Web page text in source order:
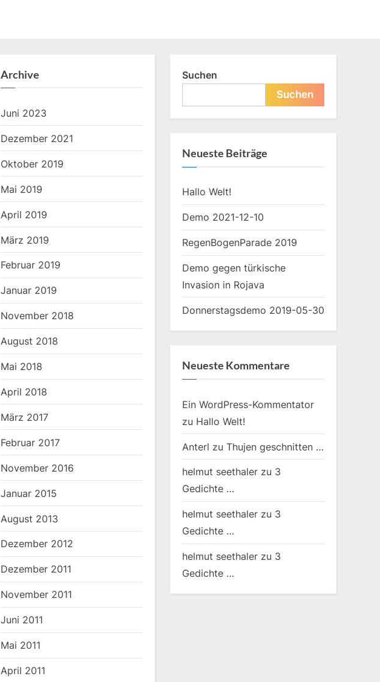
Archive
Juni 2023
Dezember 2021
Oktober 2019
Mai 2019
April 2019
März 2019
Februar 2019
Januar 2019
November 2018
August 2018
Mai 2018
April 2018
März 2017
Februar 2017
November 2016
Januar 2015
August 2013
Dezember 2012
Dezember 2011
November 2011
Juni 2011
Mai 2011
April 2011
Suchen
Suchen
Neueste Beiträge
Hallo Welt!
Demo 2021-12-10
RegenBogenParade 2019
Demo gegen türkische
Invasion in Rojava
Donnerstagsdemo 2019-05-30
Neueste Kommentare
Ein WordPress-Kommentator
zu Hallo Welt!
Anterl zu Thujen geschnitten …
helmut seethaler zu 3
Gedichte …
helmut seethaler zu 3
Gedichte …
helmut seethaler zu 3
Gedichte …